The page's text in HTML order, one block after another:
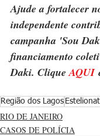
Ajude a fortalecer
independente
campanha 'Sou
financiamento
Daki. Clique AQUI
Região dos Lagos
RIO DE JANEIRO
CASOS DE POLÍCIA